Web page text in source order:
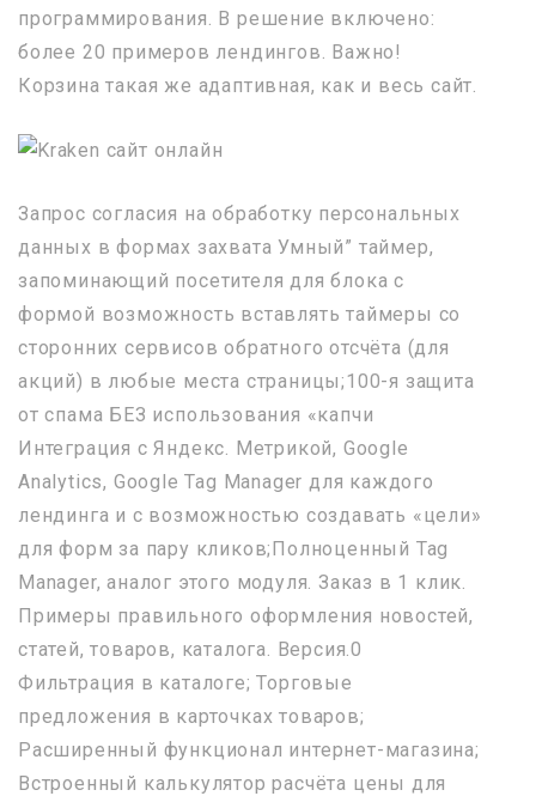
программирования. В решение включено:
более 20 примеров лендингов. Важно!
Корзина такая же адаптивная, как и весь сайт.
Запрос согласия на обработку персональных
данных в формах захвата Умный” таймер,
запоминающий посетителя для блока с
формой возможность вставлять таймеры со
сторонних сервисов обратного отсчёта (для
акций) в любые места страницы;100-я защита
от спама БЕЗ использования «капчи
Интеграция с Яндекс. Метрикой, Google
Analytics, Google Tag Manager для каждого
лендинга и с возможностью создавать «цели»
для форм за пару кликов;Полноценный Tag
Manager, аналог этого модуля. Заказ в 1 клик.
Примеры правильного оформления новостей,
статей, товаров, каталога. Версия.0
Фильтрация в каталоге; Торговые
предложения в карточках товаров;
Расширенный функционал интернет-магазина;
Встроенный калькулятор расчёта цены для